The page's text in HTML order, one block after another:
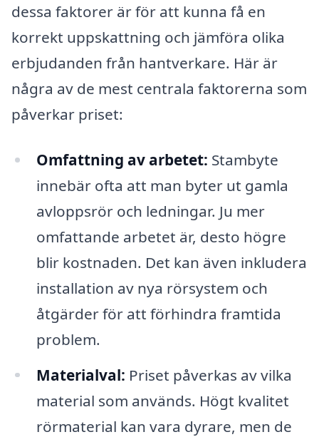
dessa faktorer är för att kunna få en
korrekt uppskattning och jämföra olika
erbjudanden från hantverkare. Här är
några av de mest centrala faktorerna som
påverkar priset:
Omfattning av arbetet: Stambyte
innebär ofta att man byter ut gamla
avloppsrör och ledningar. Ju mer
omfattande arbetet är, desto högre
blir kostnaden. Det kan även inkludera
installation av nya rörsystem och
åtgärder för att förhindra framtida
problem.
Materialval: Priset påverkas av vilka
material som används. Högt kvalitet
rörmaterial kan vara dyrare, men de